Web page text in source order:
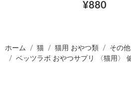
¥880
ホーム 猫 猫用 おやつ類
その他
ベッツラボ おやつサプリ 〈猫用〉